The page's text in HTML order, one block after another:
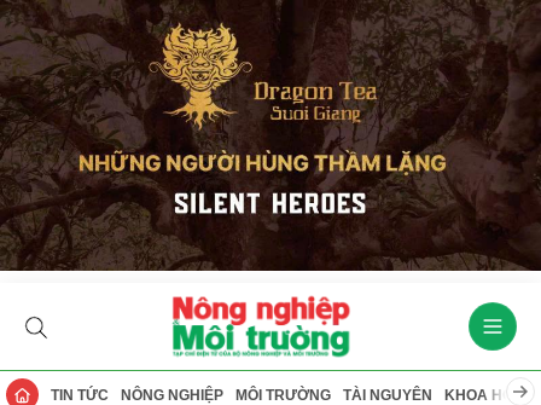
TIN TỨC NÔNG NGHIỆP MÔI TRƯỜNG TÀI NGUYÊN KHOA HỌC